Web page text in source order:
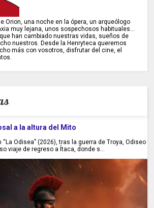
Orion, una noche en la ópera, un arqueólogo
muy lejana, unos sospechosos habituales...
han cambiado nuestras vidas, sueños de
nuestros. Desde la Henryteca queremos
más con vosotros, disfrutar del cine, el
a la altura del Mito
“La Odisea” (2026), tras la guerra de Troya, Odiseo
viaje de regreso a Ítaca, donde s...